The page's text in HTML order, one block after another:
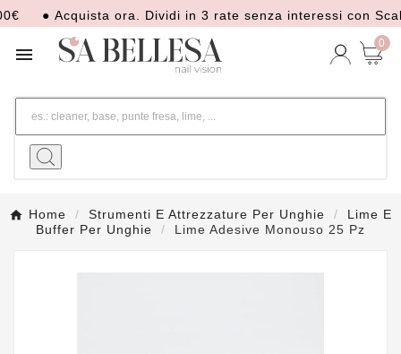
● Acquista ora. Dividi in 3 rate senza interessi con

0
Home Strumenti E Attrezzature Per Unghie
Lime E
Buffer Per Unghie
Lime Adesive Monouso 25 Pz